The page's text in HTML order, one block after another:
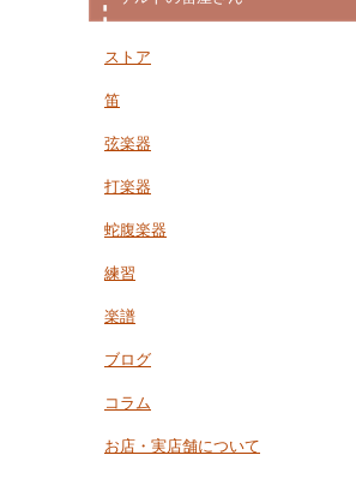
ストア
笛
弦楽器
打楽器
蛇腹楽器
練習
楽譜
ブログ
コラム
お店・実店舗について